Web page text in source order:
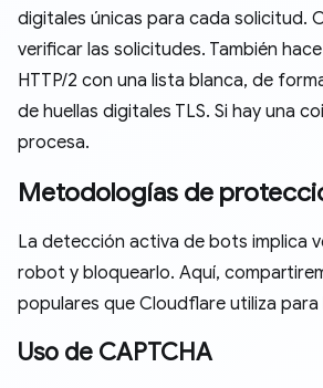
digitales únicas para cada solicitud.
verificar las solicitudes. También
HTTP/2 con una lista blanca, de
de huellas digitales TLS. Si hay una
procesa.
Metodologías de
La detección activa de bots implica
robot y bloquearlo. Aquí,
populares que Cloudflare utiliza
Uso de CAPTCHA